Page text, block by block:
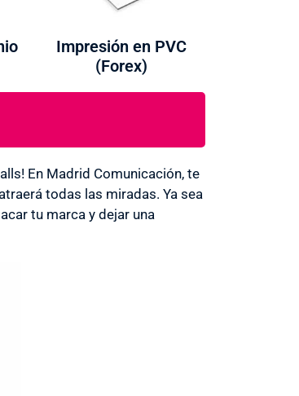
Impresión en PVC
(Forex)
En Madrid Comunicación, te
todas las miradas. Ya sea
tu marca y dejar una